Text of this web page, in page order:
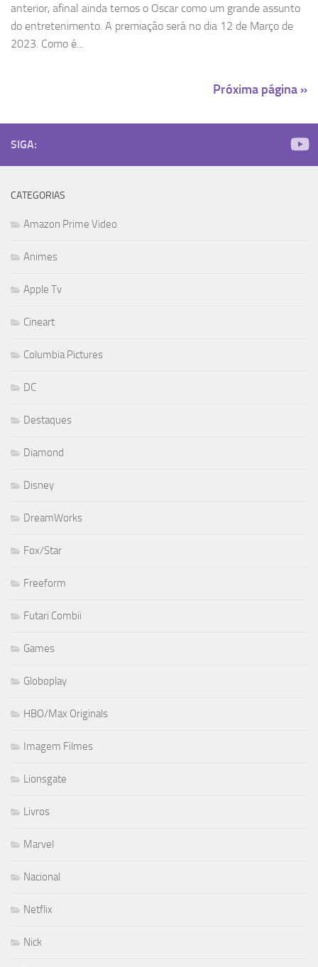
anterior, afinal ainda temos o Oscar como um grande assunto
do entretenimento. A premiação será no dia 12 de Março de
2023. Como é...
Próxima página »
SIGA:
CATEGORIAS
Amazon Prime Video
Animes
Apple Tv
Cineart
Columbia Pictures
DC
Destaques
Diamond
Disney
DreamWorks
Fox/Star
Freeform
Futari Combii
Games
Globoplay
HBO/Max Originals
Imagem Filmes
Lionsgate
Livros
Marvel
Nacional
Netflix
Nick